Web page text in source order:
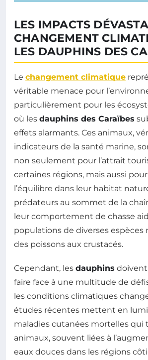
LES IMPACTS
CHANGEMENT
LES DAUPHINS DES
Le changement climatique
véritable menace pour
particulièrement pour les
où les dauphins des Caraïbes
effets alarmants. Ces animaux,
indicateurs de la santé marine,
non seulement pour l’attrait
certaines régions, mais aussi
l’équilibre dans leur habitat
prédateurs au sommet de la
leur comportement de chasse
populations de diverses espèces
des poissons aux crustacés.
Cependant, les dauphins
faire face à une multitude de
les conditions climatiques
études récentes mettent en
maladies cutanées mortelles qui
animaux, souvent liées à
eaux douces dans les régions